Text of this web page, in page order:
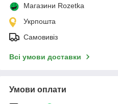
Магазини Rozetka
Укрпошта
Самовивіз
Всі умови доставки
Умови оплати